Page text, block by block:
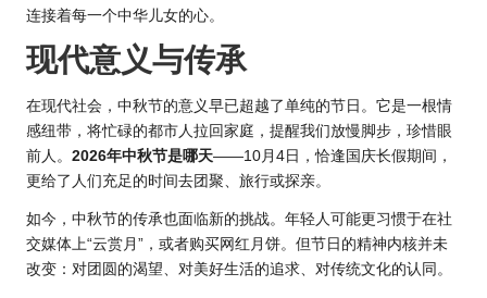
连接着每一个中华儿女的心。
现代意义与传承
在现代社会，中秋节的意义早已超越了单纯的节日。它是一根情
感纽带，将忙碌的都市人拉回家庭，提醒我们放慢脚步，珍惜眼
前人。 2026年中秋节是哪天——10月4日，恰逢国庆长假期间，
更给了人们充足的时间去团聚、旅行或探亲。
如今，中秋节的传承也面临新的挑战。年轻人可能更习惯于在社
交媒体上“云赏月”，或者购买网红月饼。但节日的精神内核并未
改变：对团圆的渴望、对美好生活的追求、对传统文化的认同。